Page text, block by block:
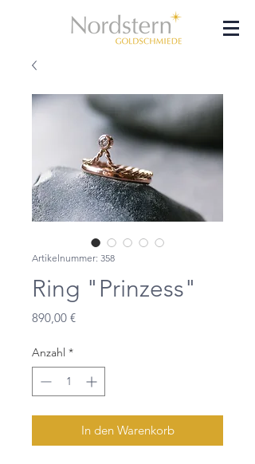
Artikelnummer: 358
Ring "Prinzess"
890,00 €Preis
Anzahl *
In den Warenkorb